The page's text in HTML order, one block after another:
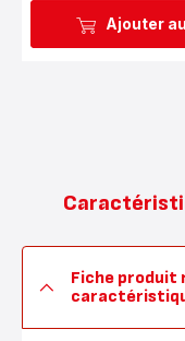
Ajouter
Fiche produit